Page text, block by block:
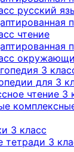
русский
чтение
3
для 3
чтение 3
3 класс
тетради 3